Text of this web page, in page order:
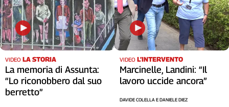
Liguria
Lombardia
Marche
Piemonte
Puglia
Sardegna
Sicilia
VIDEO LA STORIA
La memoria di Assunta:
“Lo riconobbero dal suo
berretto”
VIDEO L’INTERVENTO
Marcinelle, Landini: “Il
lavoro uccide ancora”
DAVIDE COLELLA E DANIELE DIEZ